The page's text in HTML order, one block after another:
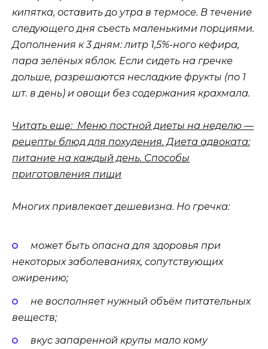
кипятка, оставить до утра в термосе. В течение
следующего дня съесть маленькими порциями.
Дополнения к 3 дням: литр 1,5%-ного кефира,
пара зелёных яблок. Если сидеть на гречке
дольше, разрешаются несладкие фрукты (по 1
шт. в день) и овощи без содержания крахмала.
Читать еще: Меню постной диеты на неделю —
рецепты блюд для похудения. Диета адвоката:
питание на каждый день. Способы
приготовления пищи
Многих привлекает дешевизна. Но гречка:
может быть опасна для здоровья при
некоторых заболеваниях, сопутствующих
ожирению;
не восполняет нужный объём питательных
веществ;
вкус запаренной крупы мало кому